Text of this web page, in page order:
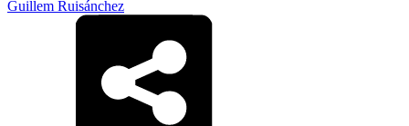
Guillem Ruisánchez